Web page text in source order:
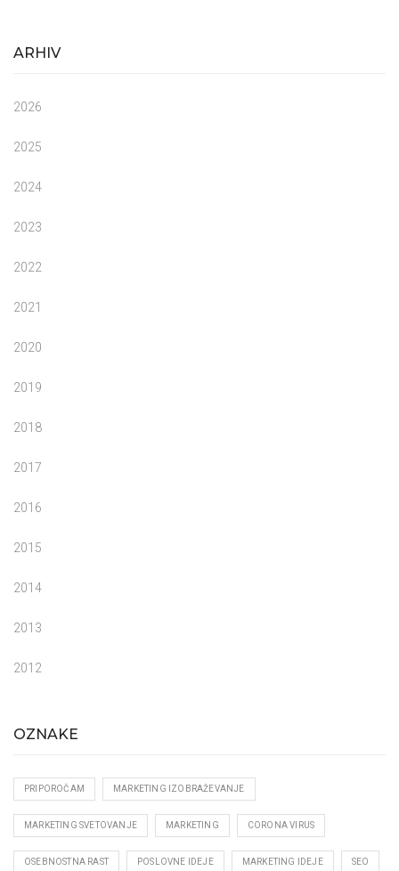
ARHIV
2026
2025
2024
2023
2022
2021
2020
2019
2018
2017
2016
2015
2014
2013
2012
OZNAKE
PRIPOROČAM MARKETING IZOBRAŽEVANJE
MARKETING SVETOVANJE MARKETING CORONA VIRUS
OSEBNOSTNA RAST POSLOVNE IDEJE MARKETING IDEJE SEO